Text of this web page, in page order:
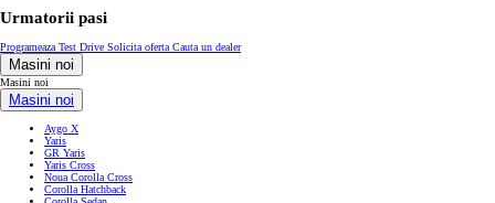
Urmatorii pasi
Programeaza Test Drive Solicita oferta Cauta un dealer
Masini noi
Masini noi
Masini noi
Aygo X
Yaris
GR Yaris
Yaris Cross
Noua Corolla Cross
Corolla Hatchback